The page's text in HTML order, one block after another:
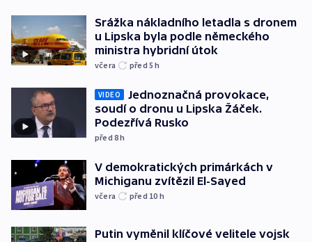
Srážka nákladního letadla s dronem
u Lipska byla podle německého
ministra hybridní útok
včera před 5h
VIDEO
Jednoznačná provokace,
soudí o dronu u Lipska Žáček.
Podezřívá Rusko
před 8h
V demokratických primárkách v
Michiganu zvítězil El-Sayed
včera před 10 h
Putin vyměnil klíčové velitele vojsk